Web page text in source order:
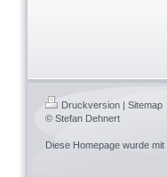
Druckversion | Sitemap
© Stefan Dehnert
Diese Homepage wurde mit